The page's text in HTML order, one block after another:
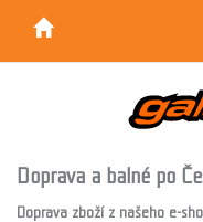
Doprava a balné po
Doprava zboží z našeho e-